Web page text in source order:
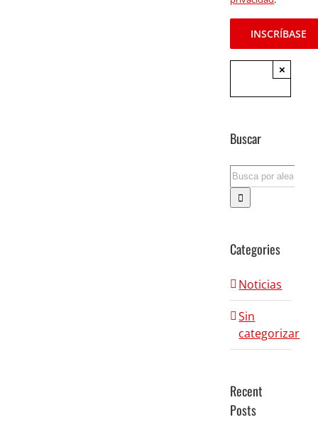
×
Buscar
Search
for:
Categories
Noticias
Sin
categorizar
Recent
Posts